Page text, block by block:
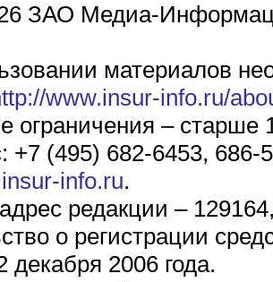
ЗАО Медиа-
материалов
www.insur-info.ru/
ограничения – старше
+7 (495) 682-6453, 686-
info.ru.
редакции –
о регистрации
декабря 2006 года.